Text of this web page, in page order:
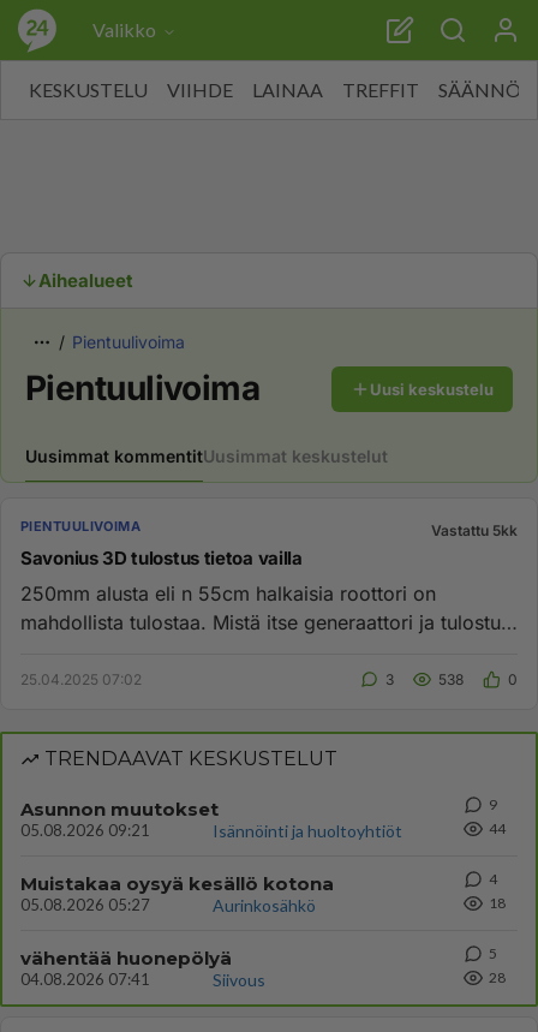
Valikko
KESKUSTELU VIIHDE LAINAA TREFFIT SÄÄNNÖT
Aihealueet
Pientuulivoima
Pientuulivoima Uusi keskustelu
Uusimmat kommentitUusimmat keskustelut
PIENTUULIVOIMA Vastattu 5kk
Savonius 3D tulostus tietoa vailla
250mm alusta eli n 55cm halkaisia roottori on
mahdollista tulostaa. Mistä itse generaattori ja tulostus
25.04.2025 07:02 3 538 0
TRENDAAVAT KESKUSTELUT
Asunnon muutokset
05.08.2026 09:21 Isännöinti ja huoltoyhtiöt
9
44
Muistakaa oysyä kesällö kotona
05.08.2026 05:27 Aurinkosähkö
4
18
vähentää huonepölyä
04.08.2026 07:41 Siivous
5
28